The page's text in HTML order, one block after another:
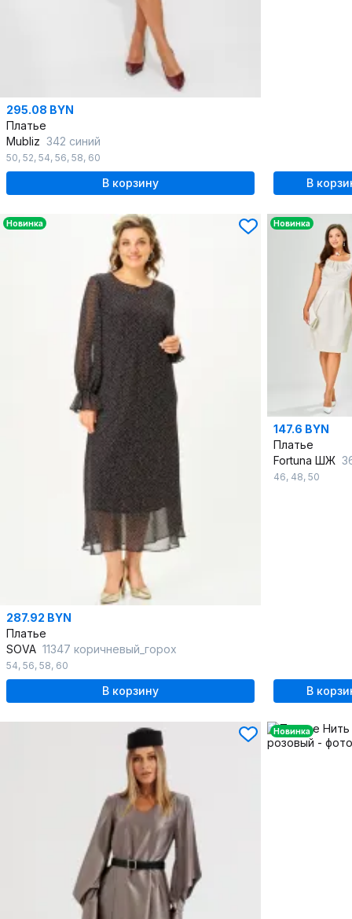
295.08 BYN
Платье
Mubliz 342 синий
50, 52, 54, 56, 58, 60
В корзину В
Новинка
287.92 BYN
Платье
SOVA 11347 коричневый_горох
54, 56, 58, 60
В корзину
Новинка
147.6 BYN
Платье
Fortuna ШЖ
46, 48, 50
В
Новинка